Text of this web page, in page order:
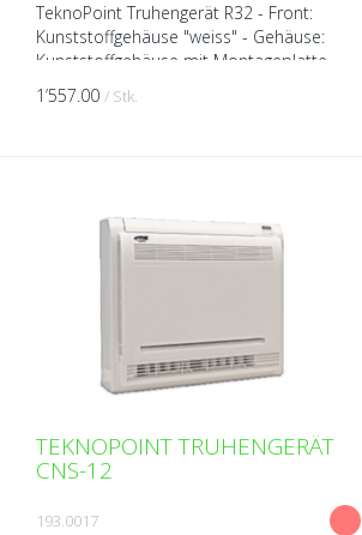
TeknoPoint Truhengerät R32 - Front:
Kunststoffgehäuse "weiss" - Gehäuse:
Kunststoffgehäuse mit Montageplatte -
Wärmepumpengerät (kühlen/heizen) -
Luftdeflektoren horizont...
1’557.00 / Stk.
TEKNOPOINT TRUHENGERÄT
CNS-12
193.0017